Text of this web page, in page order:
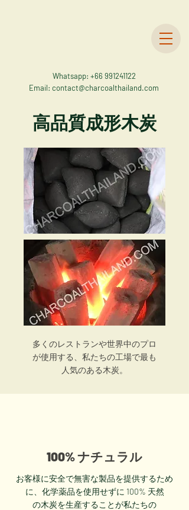
Whatsapp: +66 991241122
Email: contact@charcoalthailand.com
高品質成形木炭
多くのレストランや世界中のプロ
が使用する、私たちの工場で最も
人気のある木炭。
100% ナチュラル
お客様に安全で無害な製品を提供するため
に、化学薬品を使用せずに 100% 天然
の木炭を生産することが私たちの